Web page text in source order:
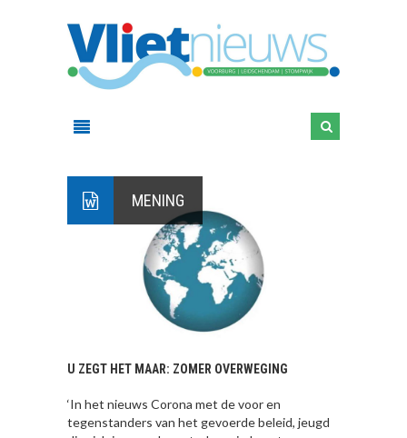
MENING
U ZEGT HET MAAR: ZOMER OVERWEGING
‘In het nieuws Corona met de voor en
tegenstanders van het gevoerde beleid, jeugd